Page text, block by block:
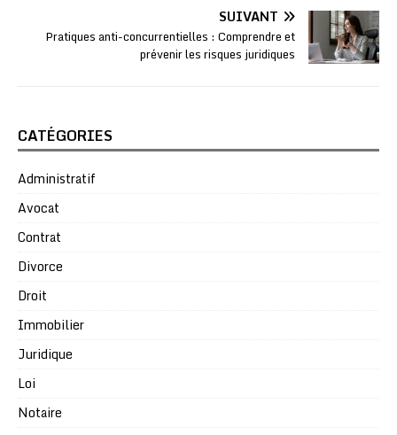
SUIVANT
Pratiques anti-concurrentielles : Comprendre et
prévenir les risques juridiques
CATÉGORIES
Administratif
Avocat
Contrat
Divorce
Droit
Immobilier
Juridique
Loi
Notaire